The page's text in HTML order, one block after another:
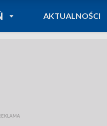
DO
AKTUALNOŚCI